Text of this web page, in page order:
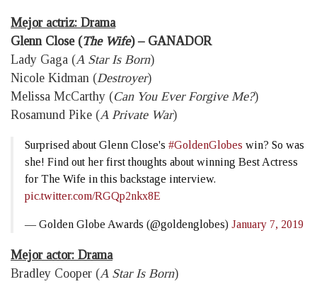
Mejor actriz: Drama
Glenn Close (The Wife) – GANADOR
Lady Gaga (A Star Is Born)
Nicole Kidman (Destroyer)
Melissa McCarthy (Can You Ever Forgive Me?)
Rosamund Pike (A Private War)
Surprised about Glenn Close's #GoldenGlobes win? So was
she! Find out her first thoughts about winning Best Actress
for The Wife in this backstage interview.
pic.twitter.com/RGQp2nkx8E
— Golden Globe Awards (@goldenglobes) January 7, 2019
Mejor actor: Drama
Bradley Cooper (A Star Is Born)